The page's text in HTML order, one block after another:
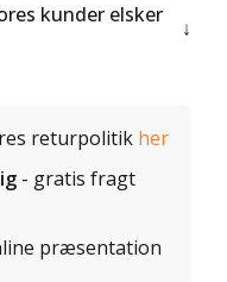
kunder elsker
returpolitik her
- gratis fragt
præsentation